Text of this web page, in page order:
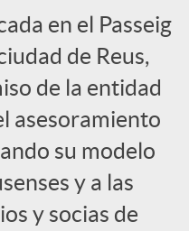
en el Passeig
de Reus,
de la entidad
asesoramiento
su modelo
y a las
y socias de